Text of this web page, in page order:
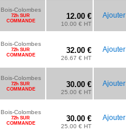
Bois-Colombes
72h SUR
COMMANDE
12.00 €
10.00 € HT
Ajouter
Bois-Colombes
72h SUR
COMMANDE
32.00 €
26.67 € HT
Ajouter
Bois-Colombes
72h SUR
COMMANDE
30.00 €
25.00 € HT
Ajouter
Bois-Colombes
72h SUR
COMMANDE
30.00 €
25.00 € HT
Ajouter